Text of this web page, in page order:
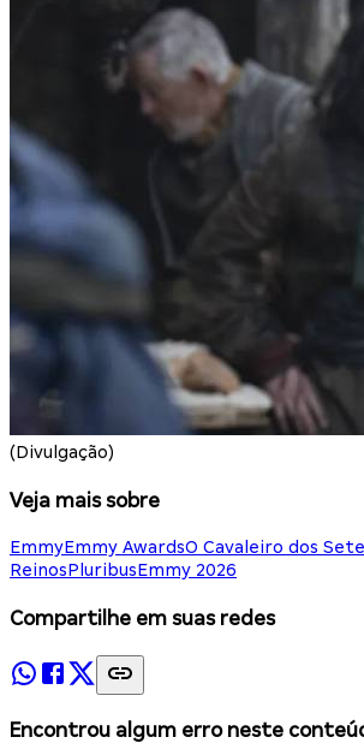
(Divulgação)
Veja mais sobre
EmmyEmmy AwardsO Cavaleiro dos Sete
ReinosPluribusEmmy 2026
Compartilhe em suas redes
Encontrou algum erro neste